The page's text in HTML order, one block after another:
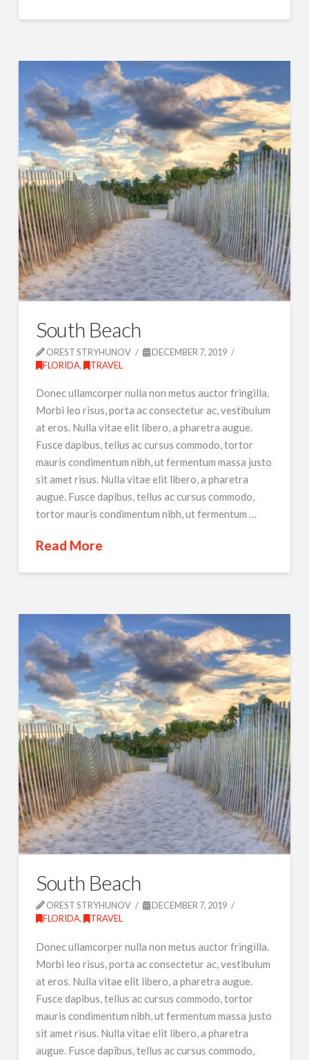
South Beach
OREST STRYHUNOV
DECEMBER 7, 2019
FLORIDA, TRAVEL
Donec ullamcorper nulla non metus auctor fringilla.
Morbi leo risus, porta ac consectetur ac, vestibulum
at eros. Nulla vitae elit libero, a pharetra augue.
Fusce dapibus, tellus ac cursus commodo, tortor
mauris condimentum nibh, ut fermentum massa justo
sit amet risus. Nulla vitae elit libero, a pharetra
augue. Fusce dapibus, tellus ac cursus commodo,
tortor mauris condimentum nibh, ut fermentum …
Read More
South Beach
OREST STRYHUNOV
DECEMBER 7, 2019
FLORIDA, TRAVEL
Donec ullamcorper nulla non metus auctor fringilla.
Morbi leo risus, porta ac consectetur ac, vestibulum
at eros. Nulla vitae elit libero, a pharetra augue.
Fusce dapibus, tellus ac cursus commodo, tortor
mauris condimentum nibh, ut fermentum massa justo
sit amet risus. Nulla vitae elit libero, a pharetra
augue. Fusce dapibus, tellus ac cursus commodo,